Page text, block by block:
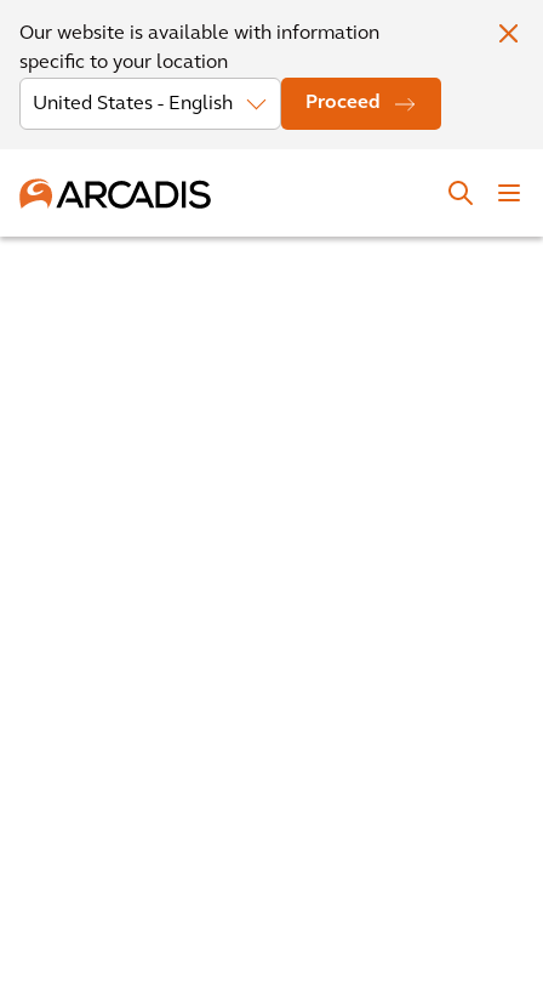
Our website is available with information
specific to your location
Proceed